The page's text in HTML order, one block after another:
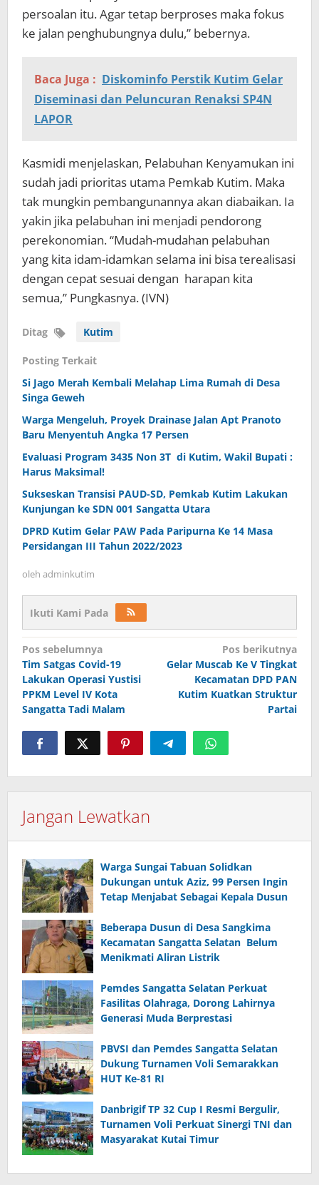
persoalan itu. Agar tetap berproses maka fokus
ke jalan penghubungnya dulu,” bebernya.
Baca Juga : Diskominfo Perstik Kutim Gelar
Diseminasi dan Peluncuran Renaksi SP4N
LAPOR
Kasmidi menjelaskan, Pelabuhan Kenyamukan ini
sudah jadi prioritas utama Pemkab Kutim. Maka
tak mungkin pembangunannya akan diabaikan. Ia
yakin jika pelabuhan ini menjadi pendorong
perekonomian. “Mudah-mudahan pelabuhan
yang kita idam-idamkan selama ini bisa terealisasi
dengan cepat sesuai dengan harapan kita
semua,” Pungkasnya. (IVN)
Ditag Kutim
Posting Terkait
Si Jago Merah Kembali Melahap Lima Rumah di Desa
Singa Geweh
Warga Mengeluh, Proyek Drainase Jalan Apt Pranoto
Baru Menyentuh Angka 17 Persen
Evaluasi Program 3435 Non 3T di Kutim, Wakil Bupati :
Harus Maksimal!
Sukseskan Transisi PAUD-SD, Pemkab Kutim Lakukan
Kunjungan ke SDN 001 Sangatta Utara
DPRD Kutim Gelar PAW Pada Paripurna Ke 14 Masa
Persidangan III Tahun 2022/2023
oleh adminkutim
Ikuti Kami Pada
Navigasi
pos
Pos sebelumnya
Tim Satgas Covid-19
Lakukan Operasi Yustisi
PPKM Level IV Kota
Sangatta Tadi Malam
Pos berikutnya
Gelar Muscab Ke V Tingkat
Kecamatan DPD PAN
Kutim Kuatkan Struktur
Partai
Jangan Lewatkan
Warga Sungai Tabuan Solidkan
Dukungan untuk Aziz, 99 Persen Ingin
Tetap Menjabat Sebagai Kepala Dusun
Beberapa Dusun di Desa Sangkima
Kecamatan Sangatta Selatan Belum
Menikmati Aliran Listrik
Pemdes Sangatta Selatan Perkuat
Fasilitas Olahraga, Dorong Lahirnya
Generasi Muda Berprestasi
PBVSI dan Pemdes Sangatta Selatan
Dukung Turnamen Voli Semarakkan
HUT Ke-81 RI
Danbrigif TP 32 Cup I Resmi Bergulir,
Turnamen Voli Perkuat Sinergi TNI dan
Masyarakat Kutai Timur